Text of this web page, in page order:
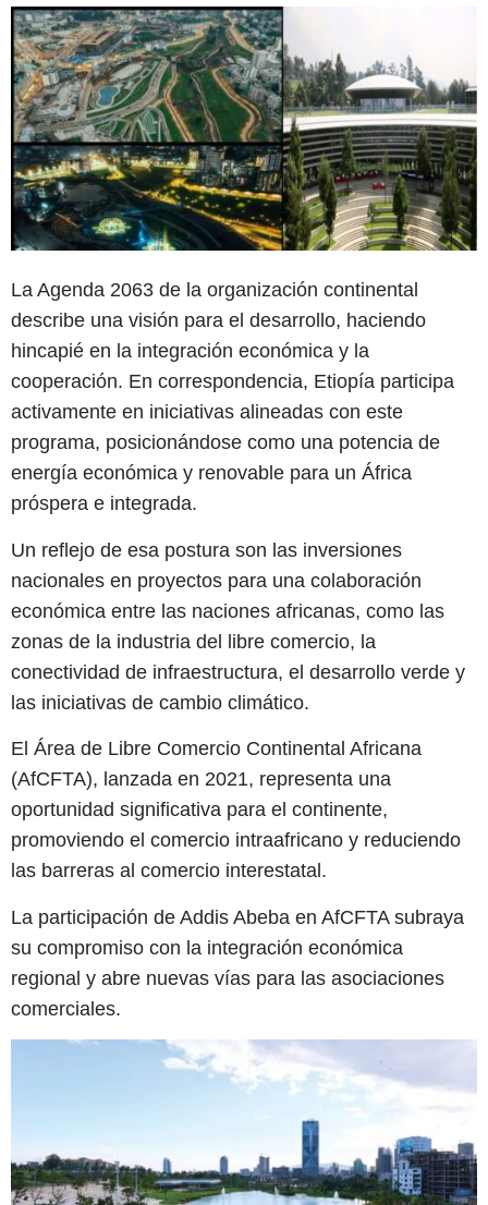
La Agenda 2063 de la organización continental
describe una visión para el desarrollo, haciendo
hincapié en la integración económica y la
cooperación. En correspondencia, Etiopía participa
activamente en iniciativas alineadas con este
programa, posicionándose como una potencia de
energía económica y renovable para un África
próspera e integrada.
Un reflejo de esa postura son las inversiones
nacionales en proyectos para una colaboración
económica entre las naciones africanas, como las
zonas de la industria del libre comercio, la
conectividad de infraestructura, el desarrollo verde y
las iniciativas de cambio climático.
El Área de Libre Comercio Continental Africana
(AfCFTA), lanzada en 2021, representa una
oportunidad significativa para el continente,
promoviendo el comercio intraafricano y reduciendo
las barreras al comercio interestatal.
La participación de Addis Abeba en AfCFTA subraya
su compromiso con la integración económica
regional y abre nuevas vías para las asociaciones
comerciales.